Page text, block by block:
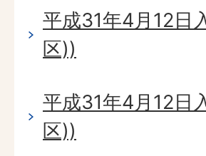
平成31年4月12日
区))
平成31年4月12日
区))